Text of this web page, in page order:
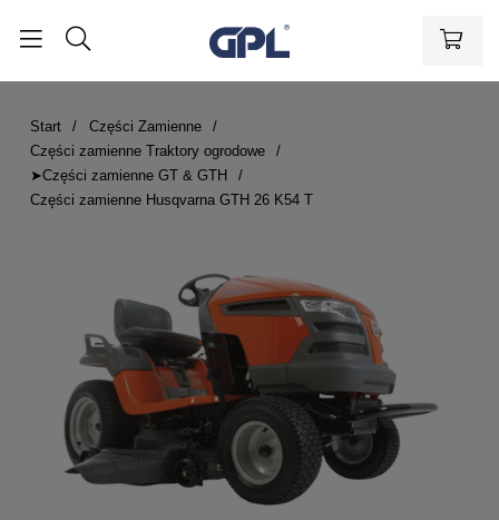
Start
Części Zamienne
Części zamienne Traktory ogrodowe
➤Części zamienne GT & GTH
Części zamienne Husqvarna GTH 26 K54 T